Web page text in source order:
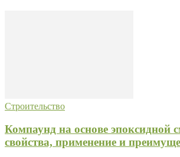
Строительство
Компаунд на основе эпоксидной
свойства, применение и